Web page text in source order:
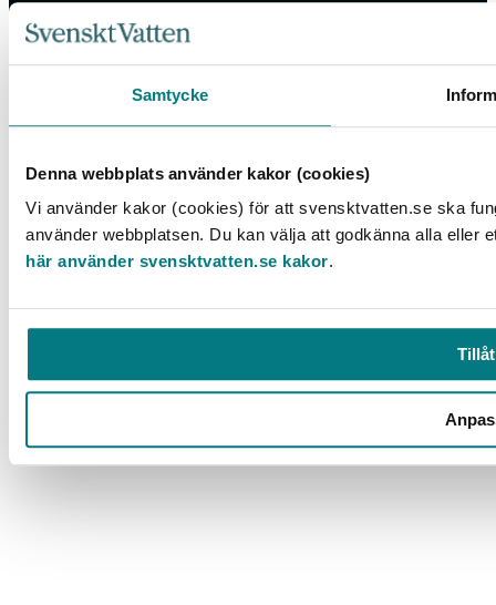
Samtycke
Denna webbplats använder kakor (cookies)
Vi använder kakor (cookies) för att svensktvatten.se ska
använder webbplatsen. Du kan välja att godkänna alla
här använder svensktvatten.se kakor.
Box 14057, 167 14 Bromma, Tel. 08-506 002 00
svensktvatten@svensktvatten.se
© 2025 Svenskt Vatten